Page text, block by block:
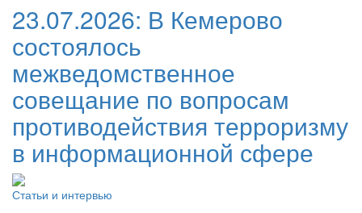
23.07.2026: В Кемерово
состоялось
межведомственное
совещание по вопросам
противодействия терроризму
в информационной сфере
Статьи и интервью